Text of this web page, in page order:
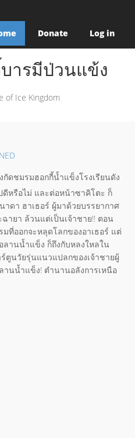
Donate Log in
ารมีป่วนแข้ง
of Ice Kingdom
NED
ดชมรมฮอกกี้น้ำแข็งโรงเรียนดัง
ดีหรือไม่ และต่อหน้าซาคิโตะ ก็
ดา ฮาเธอร์ ผู้มาด้วยบรรยากาศ
ายา ล้วนแต่เป็นเจ้าชาย!! ตอน
ที่ออกจะหลุดโลกของอาเธอร์ แต่
ลานน้ำแข็ง ก็ถึงกับหลงใหลใน
ร์ตูนวัยรุ่นแนวแปลกของเจ้าชายผู้
นน้ำแข็ง! ตำนานอลังการเหนือ